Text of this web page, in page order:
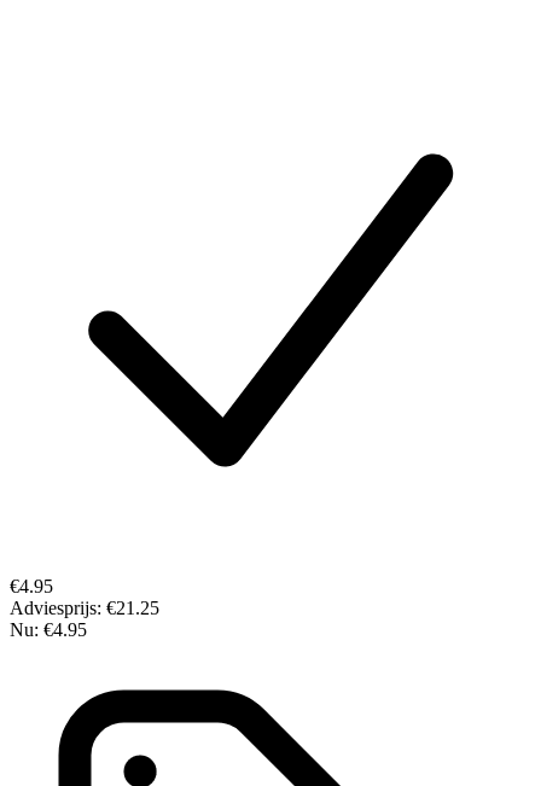
€4.95
Adviesprijs: €21.25
Nu: €4.95